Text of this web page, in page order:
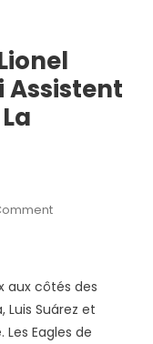
Assistent
On
Lionel
Messi
Et
aux côtés des
Luis Suárez et
Eagles de